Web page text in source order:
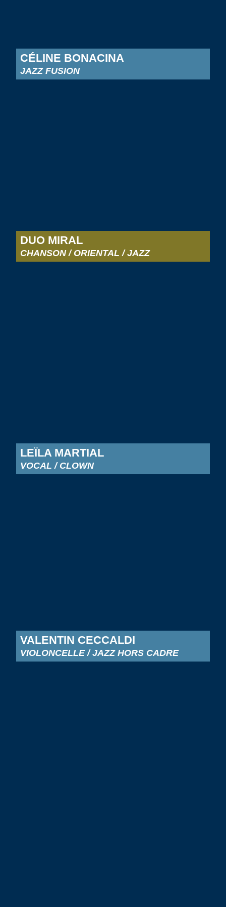
CÉLINE BONACINA
JAZZ FUSION
DUO MIRAL
CHANSON / ORIENTAL / JAZZ
LEÏLA MARTIAL
VOCAL / CLOWN
VALENTIN CECCALDI
VIOLONCELLE / JAZZ HORS CADRE